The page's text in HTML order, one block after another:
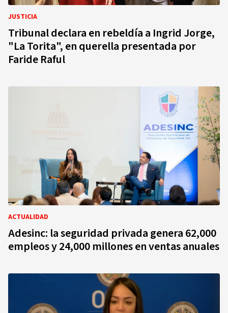
JUSTICIA
Tribunal declara en rebeldía a Ingrid Jorge,
"La Torita", en querella presentada por
Faride Raful
ACTUALIDAD
Adesinc: la seguridad privada genera 62,000
empleos y 24,000 millones en ventas anuales